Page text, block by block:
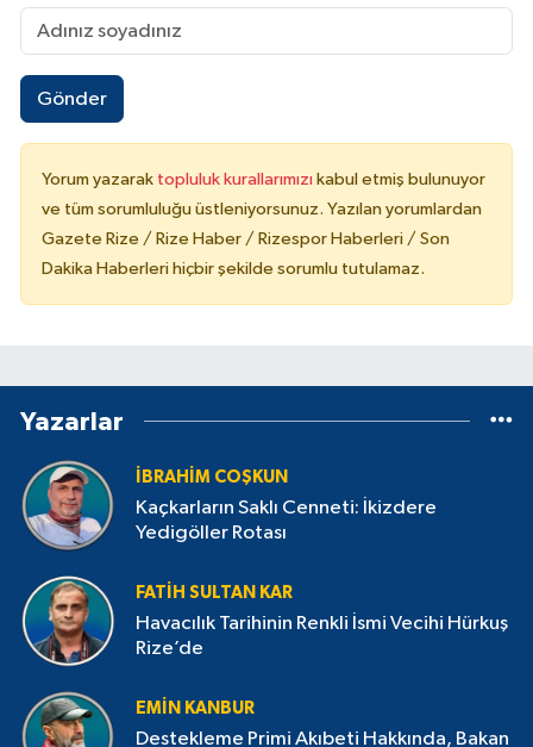
Gönder
Yorum yazarak topluluk kurallarımızı kabul etmiş bulunuyor
ve tüm sorumluluğu üstleniyorsunuz. Yazılan yorumlardan
Gazete Rize / Rize Haber / Rizespor Haberleri / Son
Dakika Haberleri hiçbir şekilde sorumlu tutulamaz.
Yazarlar
İBRAHIM COŞKUN
Kaçkarların Saklı Cenneti: İkizdere
Yedigöller Rotası
FATIH SULTAN KAR
Havacılık Tarihinin Renkli İsmi Vecihi Hürkuş
Rize’de
EMIN KANBUR
Destekleme Primi Akıbeti Hakkında, Bakan